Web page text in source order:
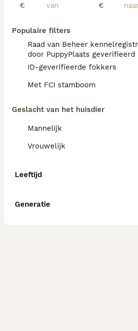
€
€
Populaire filters
Raad van Beheer
door PuppyPlaats geverifieerd
ID-geverifieerde fokkers
Met FCI stamboom
Geslacht van het huisdier
Mannelijk
Vrouwelijk
Leeftijd
Generatie